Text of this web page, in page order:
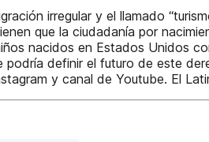
irregular y el llamado
que la ciudadanía por
nacidos en Estados Unidos
definir el futuro de este
y canal de Youtube. El